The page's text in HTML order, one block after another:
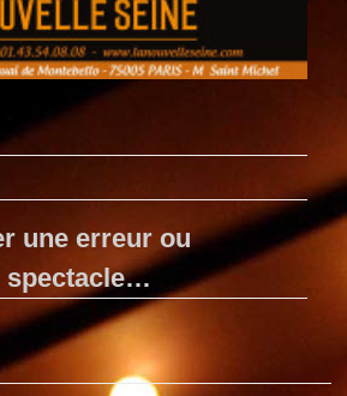
une erreur ou
spectacle…